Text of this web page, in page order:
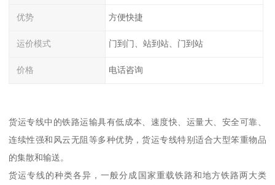
优势 方便快捷
运价模式 门到门、站到站、门到站
价格 电话咨询
货运专线中的铁路运输具有低成本、速度快、运量大、安全可靠、
连续性强和风云无阻等多种优势，货运专线特别适合大型笨重物品
的集散和输送。
货运专线的种类各异，一般分成国家重载铁路和地方铁路两大类